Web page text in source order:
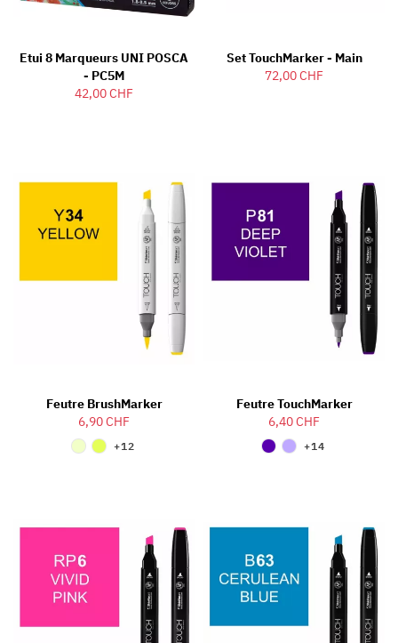
Etui 8 Marqueurs UNI POSCA
- PC5M
42,00 CHF
Set TouchMarker - Main
72,00 CHF
Feutre BrushMarker
6,90 CHF
+12
Feutre TouchMarker
6,40 CHF
+14